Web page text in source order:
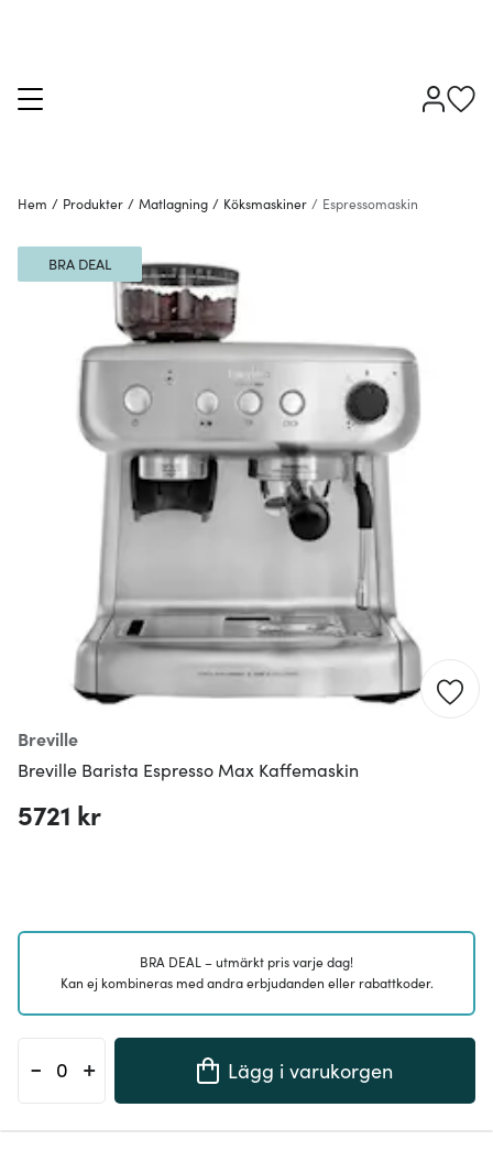
Hem / Produkter / Matlagning / Köksmaskiner / Espressomaskin
Breville
Breville Barista Espresso Max Kaffemaskin
BRA DEAL
5721 kr
BRA DEAL – utmärkt pris varje dag!
Kan ej kombineras med andra erbjudanden eller rabattkoder.
- + Lägg i varukorgen